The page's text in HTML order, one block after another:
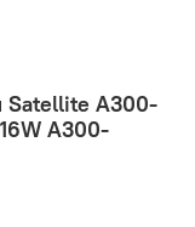
Satellite A300-
A300-